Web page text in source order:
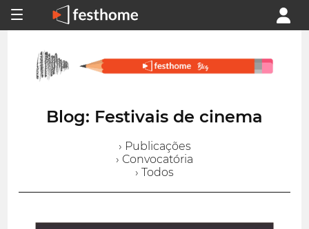
Blog: Festivais de cinema
› Publicações
› Convocatória
› Todos